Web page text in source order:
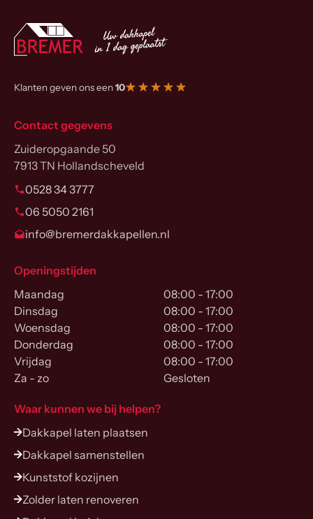
Klanten geven ons een10
Contact gegevens
Zuideropgaande 50
7913 TN Hollandscheveld
0528 34 3777
06 5050 2161
info@bremerdakkapellen.nl
Openingstijden
Maandag
Dinsdag
Woensdag
Donderdag
Vrijdag
Za - zo
08:00 - 17:00
08:00 - 17:00
08:00 - 17:00
08:00 - 17:00
08:00 - 17:00
Gesloten
Waar kunnen we bij helpen?
Dakkapel laten plaatsen
Dakkapel samenstellen
Kunststof kozijnen
Zolder laten renoveren